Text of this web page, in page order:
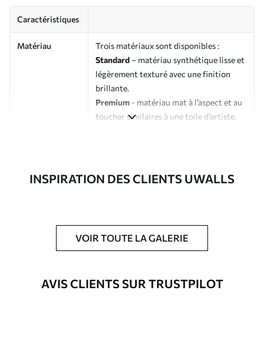
Caractéristiques
Matériau
Trois matériaux sont disponibles :
Standard – matériau synthétique lisse et
légèrement texturé avec une finition
brillante.
Premium - matériau mat à l’aspect et au
toucher similaires à une toile d’artiste.
Possibilité d'ajouter un vernis
protecteur pour renforcer la durabilité
du tableau.
Matériaux disponibles
INSPIRATION DES CLIENTS UWALLS
VOIR TOUTE LA GALERIE
AVIS CLIENTS SUR TRUSTPILOT